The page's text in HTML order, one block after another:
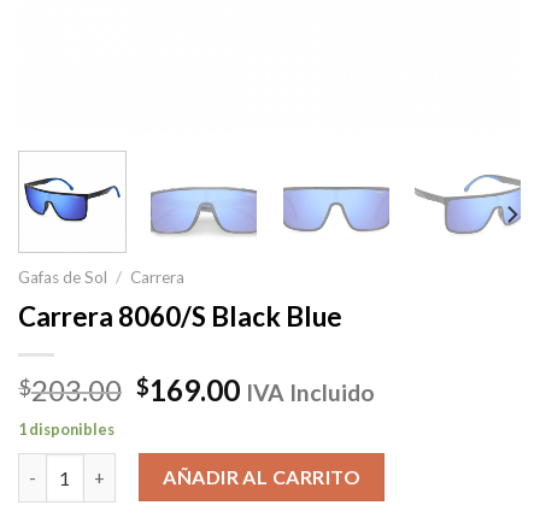
Gafas de Sol / Carrera
Carrera 8060/S Black Blue
$203.00 El
original
era:
$203.00.
$169.00El
actual
es:
$169.00.
IVA Incluido
1 disponibles
Carrera 8060/S Black Blue cantidad
AÑADIR AL CARRITO